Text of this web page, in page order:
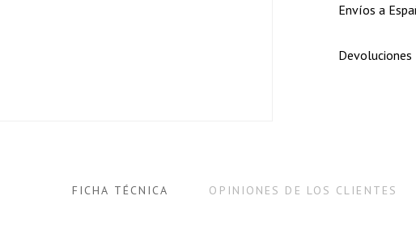
Envíos a
Devoluciones
FICHA TÉCNICA OPINIONES DE LOS CLIENTES